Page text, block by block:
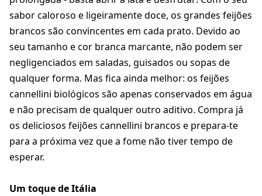
sabor caloroso e ligeiramente doce, os grandes feijões
brancos são convincentes em cada prato. Devido ao
seu tamanho e cor branca marcante, não podem ser
negligenciados em saladas, guisados ou sopas de
qualquer forma. Mas fica ainda melhor: os feijões
cannellini biológicos são apenas conservados em água
e não precisam de qualquer outro aditivo. Compra já
os deliciosos feijões cannellini brancos e prepara-te
para a próxima vez que a fome não tiver tempo de
esperar.
Um toque de Itália